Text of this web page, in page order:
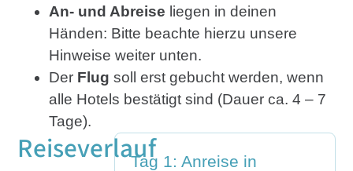
An- und Abreise liegen in deinen
Händen: Bitte beachte hierzu unsere
Hinweise weiter unten.
Der Flug soll erst gebucht werden, wenn
alle Hotels bestätigt sind (Dauer ca. 4 – 7
Tage).
ReiseverlaufTag 1: Anreise in